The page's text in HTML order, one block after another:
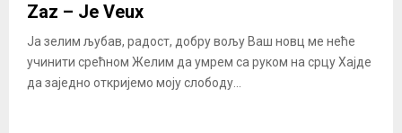
Zaz – Je Veux
Ја зелим љубав, радост, добру вољу Ваш новц ме неће
учинити срећном Желим да умрем са руком на срцу Хајде
да заједно откријемо моју слободу...